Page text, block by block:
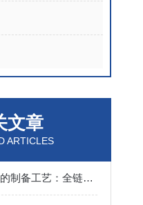
文章
ARTICLES
Millipore发光液的制备工艺：全链路质控保障检测性能稳定